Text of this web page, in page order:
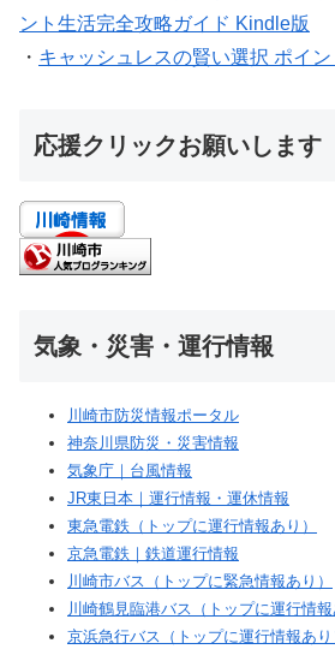
ント生活完全攻略ガイド Kindle版
・ キャッシュレスの賢い選択 ポイ
応援クリックお願いします
気象・災害・運行情報
川崎市防災情報ポータル
神奈川県防災・災害情報
気象庁｜台風情報
JR東日本｜運行情報・運休情報
東急電鉄（トップに運行情報あり）
京急電鉄｜鉄道運行情報
川崎市バス（トップに緊急情報あり）
川崎鶴見臨港バス（トップに運行情報
京浜急行バス（トップに運行情報あり